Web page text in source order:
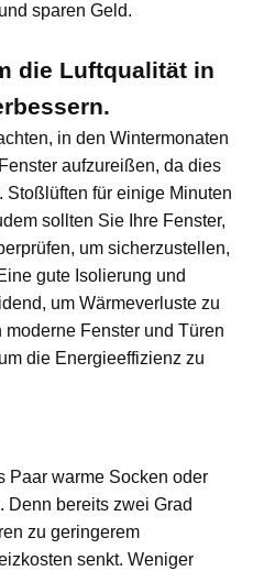
sparen Geld.
die Luftqualität in
in den Wintermonaten
aufzureißen, da dies
für einige Minuten
sollten Sie Ihre Fenster,
um sicherzustellen,
gute Isolierung und
um Wärmeverluste zu
Fenster und Türen
die Energieeffizienz zu
Paar warme Socken oder
bereits zwei Grad
zu geringerem
senkt. Weniger